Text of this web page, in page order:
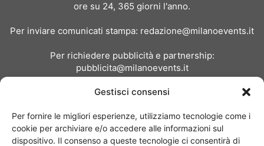
Gestisci consensi
Per fornire le migliori esperienze, utilizziamo tecnologie come i
cookie per archiviare e/o accedere alle informazioni sul
dispositivo. Il consenso a queste tecnologie ci consentirà di
ore su 24, 365 giorni l'anno.
Per inviare comunicati stampa: redazione@milanoevents.it
Per richiedere pubblicità e partnership:
pubblicita@milanoevents.it